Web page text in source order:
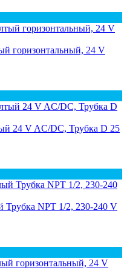
горизонтальный, 24 V
24 V AC/DC, Трубка D 25
Трубка NPT 1/2, 230-240 V